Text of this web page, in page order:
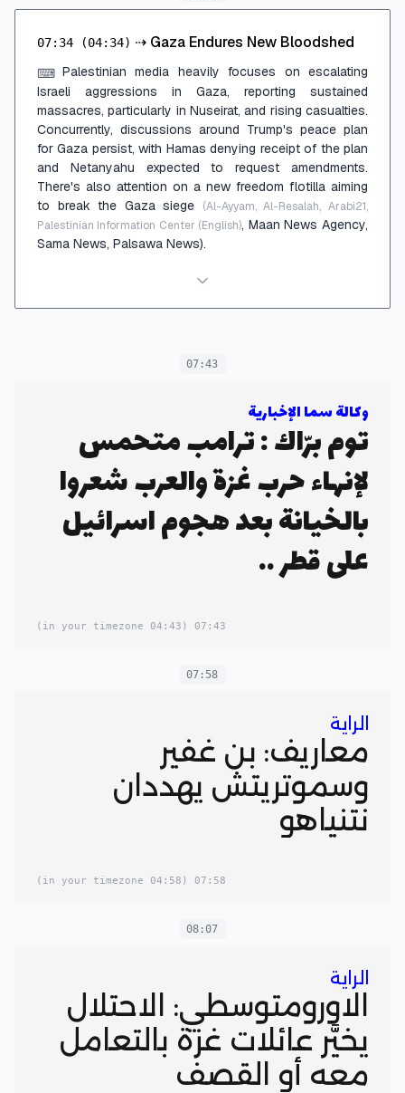
07:34 (04:34) ⇢ Gaza Endures New Bloodshed
⌨ Palestinian media heavily focuses on escalating
Israeli aggressions in Gaza, reporting sustained
massacres, particularly in Nuseirat, and rising casualties.
Concurrently, discussions around Trump's peace plan
for Gaza persist, with Hamas denying receipt of the plan
and Netanyahu expected to request amendments.
There's also attention on a new freedom flotilla aiming
to break the Gaza siege
(Al-Ayyam, Al-Resalah, Arabi21,
Palestinian Information Center (English), Maan News Agency,
Sama News, Palsawa News).
07:43
وكالة سما الإخبارية
توم برّاك : ترامب متحمس
لإنهاء حرب غزة والعرب شعروا
بالخيانة بعد هجوم اسرائيل
على قطر ..
07:43
(04:43 in your timezone)
07:58
الراية
معاريف: بن غفير
وسموتريتش يهددان
نتنياهو
07:58
(04:58 in your timezone)
08:07
الراية
الاورومتوسطي: الاحتلال
يخيَّر عائلات غزة بالتعامل
معه أو القصف